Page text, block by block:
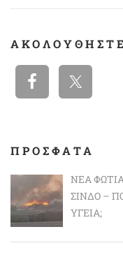
ΠΡΟΣΦΑΤΑ
ΝΈΑ
ΣΊΝΔΟ –
ΥΓΕΊΑ;